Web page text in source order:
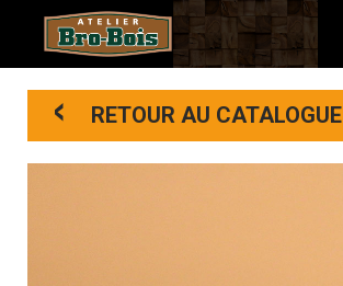
< RETOUR AU CATALOGUE